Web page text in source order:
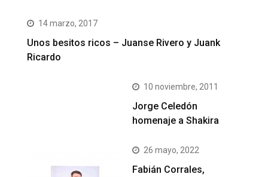
14 marzo, 2017
Unos besitos ricos – Juanse Rivero y Juank
Ricardo
10 noviembre, 2011
Jorge Celedón
homenaje a Shakira
26 mayo, 2022
Fabián Corrales,